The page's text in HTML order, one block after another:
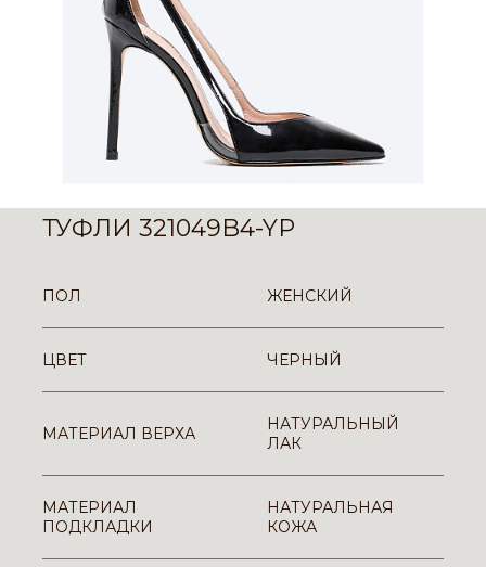
ТУФЛИ 321049B4-YP
ПОЛ ЖЕНСКИЙ
ЦВЕТ ЧЕРНЫЙ
МАТЕРИАЛ ВЕРХА
НАТУРАЛЬНЫЙ
ЛАК
МАТЕРИАЛ
ПОДКЛАДКИ
НАТУРАЛЬНАЯ
КОЖА